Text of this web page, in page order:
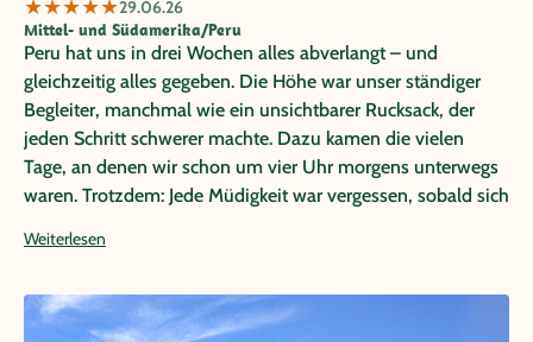
★★★★★29.06.26
Mittel- und Südamerika/Peru
Peru hat uns in drei Wochen alles abverlangt – und
gleichzeitig alles gegeben. Die Höhe war unser ständiger
Begleiter, manchmal wie ein unsichtbarer Rucksack, der
jeden Schritt schwerer machte. Dazu kamen die vielen
Tage, an denen wir schon um vier Uhr morgens unterwegs
waren. Trotzdem: Jede Müdigkeit war vergessen, sobald sich
öffnete. Was uns am meisten beeindruckt hat, war die
Canyons über endlose Andenhochebenen bis hin zu den
Weiterlesen